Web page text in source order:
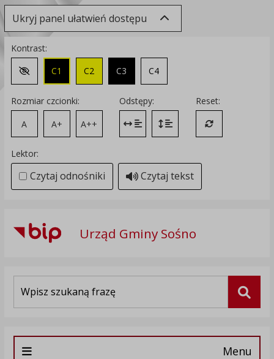
Ukryj panel ułatwień dostępu
Kontrast:
Zmień kontrast na domyślny
C1 C2 C3 C4
Rozmiar czcionki:
A
A+ A++
Odstępy:
Zmień odstęp między literami
Zmień interlinię i margines
Reset:
Przywróć
Lektor:
Czytaj odnośniki Czytaj tekst
Urząd Gminy Sośno
Menu